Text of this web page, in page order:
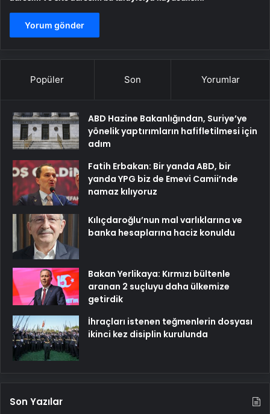
Popüler Son Yorumlar
ABD Hazine Bakanlığından, Suriye’ye
yönelik yaptırımların hafifletilmesi için
adım
Fatih Erbakan: Bir yanda ABD, bir
yanda YPG biz de Emevi Camii’nde
namaz kılıyoruz
Kılıçdaroğlu’nun mal varlıklarına ve
banka hesaplarına haciz konuldu
Bakan Yerlikaya: Kırmızı bültenle
aranan 2 suçluyu daha ülkemize
getirdik
İhraçları istenen teğmenlerin dosyası
ikinci kez disiplin kurulunda
Son Yazılar